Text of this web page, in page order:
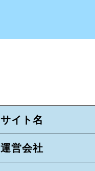
サイト名
運営会社